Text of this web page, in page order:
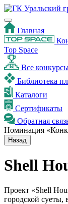
Главная
Top Space
Все
Библиотека
Каталоги
Сертификаты
Обратная
Номинация
Назад
Shell
Проект «Shell
городской